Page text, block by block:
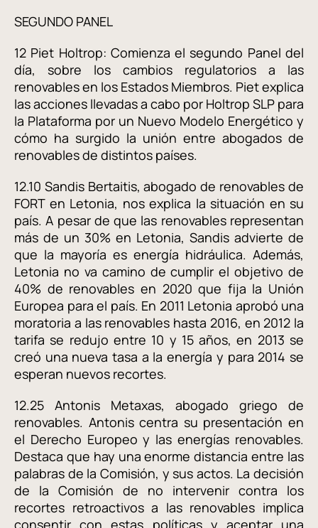
SEGUNDO PANEL
12 Piet Holtrop: Comienza el segundo Panel del
día, sobre los cambios regulatorios a las
renovables en los Estados Miembros. Piet explica
las acciones llevadas a cabo por Holtrop SLP para
la Plataforma por un Nuevo Modelo Energético y
cómo ha surgido la unión entre abogados de
renovables de distintos países.
12.10 Sandis Bertaitis, abogado de renovables de
FORT en Letonia, nos explica la situación en su
país. A pesar de que las renovables representan
más de un 30% en Letonia, Sandis advierte de
que la mayoría es energía hidráulica. Además,
Letonia no va camino de cumplir el objetivo de
40% de renovables en 2020 que fija la Unión
Europea para el país. En 2011 Letonia aprobó una
moratoria a las renovables hasta 2016, en 2012 la
tarifa se redujo entre 10 y 15 años, en 2013 se
creó una nueva tasa a la energía y para 2014 se
esperan nuevos recortes.
12.25 Antonis Metaxas, abogado griego de
renovables. Antonis centra su presentación en
el Derecho Europeo y las energías renovables.
Destaca que hay una enorme distancia entre las
palabras de la Comisión, y sus actos. La decisión
de la Comisión de no intervenir contra los
recortes retroactivos a las renovables implica